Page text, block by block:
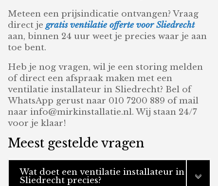
Meteen een prijsindicatie ontvangen? Vraag
direct jegratis ventilatie offerte voor Sliedrecht
aan, binnen 24 uur weet je precies waar je aan
toe bent.
Heb je nog vragen, wil je een storing melden
of direct een afspraak maken met een
ventilatie installateur in Sliedrecht? Bel of
WhatsApp gerust naar 010 7200 889 of mail
naar info@mirkinstallatie.nl. Wij staan 24/7
voor je klaar!
Meest gestelde vragen
Wat doet een ventilatie installateur in
Sliedrecht precies?